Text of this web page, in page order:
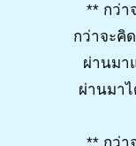
** กว่า
กว่าจะคิ
ผ่านมา
ผ่านมา
** กว่า